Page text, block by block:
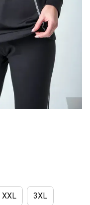
XXL 3XL